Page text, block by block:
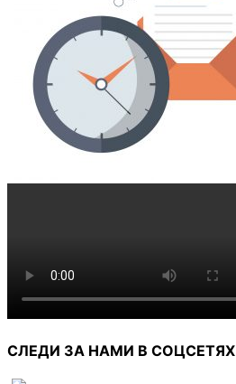
СЛЕДИ ЗА НАМИ В СОЦСЕТЯХ